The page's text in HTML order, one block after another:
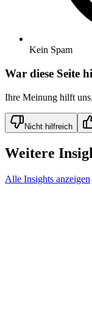
Kein Spam
War diese Seite
Ihre Meinung hilft
Nicht hilfreich
Weitere
Alle Insights anzeigen